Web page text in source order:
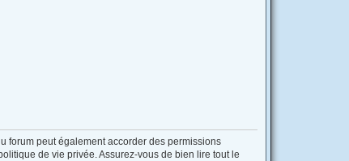
forum peut également accorder des permissions
de vie privée. Assurez-vous de bien lire tout le